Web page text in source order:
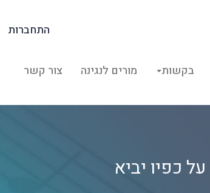
התחברות
בקשות מורים לנגינה צור קשר
על כפיו יביא